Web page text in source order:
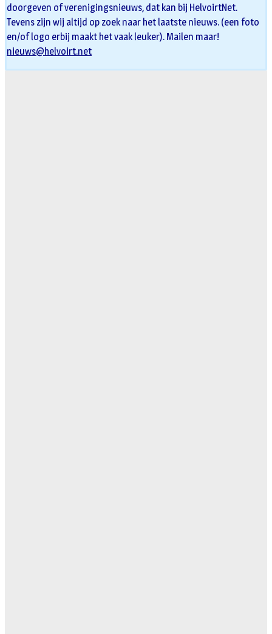
doorgeven of verenigingsnieuws, dat kan bij HelvoirtNet.
Tevens zijn wij altijd op zoek naar het laatste nieuws. (een foto
en/of logo erbij maakt het vaak leuker). Mailen maar!
nieuws@helvoirt.net